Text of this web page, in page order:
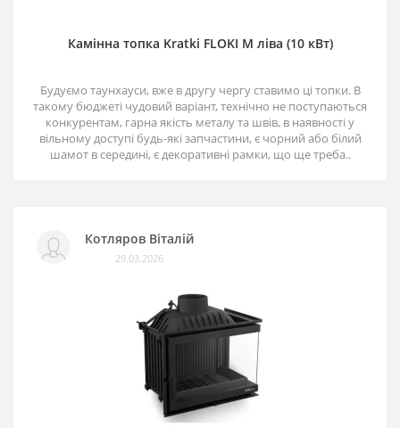
Камінна топка Kratki FLOKI M ліва (10 кВт)
Будуємо таунхауси, вже в другу чергу ставимо ці топки. В
такому бюджеті чудовий варіант, технічно не поступаються
конкурентам, гарна якість металу та швів, в наявності у
вільному доступі будь-які запчастини, є чорний або білий
шамот в середині, є декоративні рамки, що ще треба..
Котляров Віталій
29.03.2026